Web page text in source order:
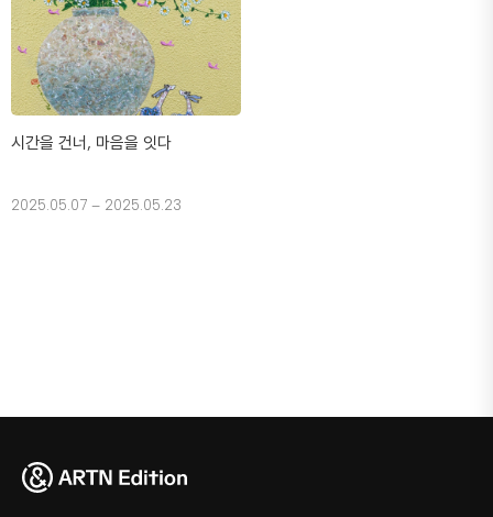
시간을 건너, 마음을 잇다
2025.05.07 – 2025.05.23